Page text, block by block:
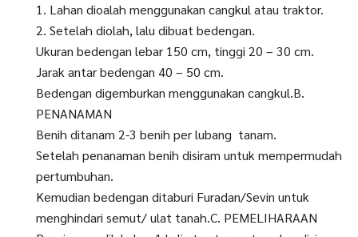
1. Lahan dioalah menggunakan cangkul atau traktor.
2. Setelah diolah, lalu dibuat bedengan.
Ukuran bedengan lebar 150 cm, tinggi 20 – 30 cm.
Jarak antar bedengan 40 – 50 cm.
Bedengan digemburkan menggunakan cangkul.B.
PENANAMAN
Benih ditanam 2-3 benih per lubang tanam.
Setelah penanaman benih disiram untuk mempermudah
pertumbuhan.
Kemudian bedengan ditaburi Furadan/Sevin untuk
menghindari semut/ ulat tanah.C. PEMELIHARAAN